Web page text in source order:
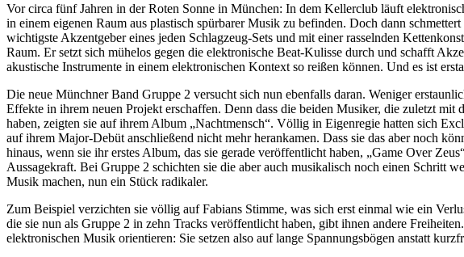
Vor circa fünf Jahren in der Roten Sonne in München: In dem Kellerclub läuft
in einem eigenen Raum aus plastisch spürbarer Musik zu befinden. Doch dann
wichtigste Akzentgeber eines jeden Schlagzeug-Sets und mit einer rasselnden
Raum. Er setzt sich mühelos gegen die elektronische Beat-Kulisse durch und schafft
akustische Instrumente in einem elektronischen Kontext so reißen können. Und es ist
Die neue Münchner Band Gruppe 2 versucht sich nun ebenfalls daran. Weniger
Effekte in ihrem neuen Projekt erschaffen. Denn dass die beiden Musiker, die zuletzt
haben, zeigten sie auf ihrem Album „Nachtmensch“. Völlig in Eigenregie hatten sich
auf ihrem Major-Debüt anschließend nicht mehr herankamen. Dass sie das aber noch
hinaus, wenn sie ihr erstes Album, das sie gerade veröffentlicht haben, „Game Over
Aussagekraft. Bei Gruppe 2 schichten sie die aber auch musikalisch noch einen Schritt
Musik machen, nun ein Stück radikaler.
Zum Beispiel verzichten sie völlig auf Fabians Stimme, was sich erst einmal wie ein
die sie nun als Gruppe 2 in zehn Tracks veröffentlicht haben, gibt ihnen andere
elektronischen Musik orientieren: Sie setzen also auf lange Spannungsbögen anstatt